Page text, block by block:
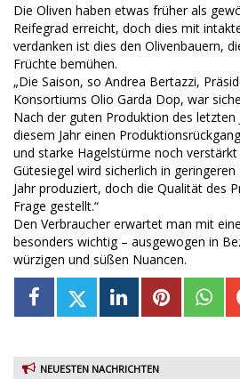
Die Oliven haben etwas früher als
Reifegrad erreicht, doch dies mit
verdanken ist dies den Olivenbauern,
Früchte bemühen.
„Die Saison, so Andrea Bertazzi,
Konsortiums Olio Garda Dop, war
Nach der guten Produktion des letzten
diesem Jahr einen
und starke Hagelstürme noch
Gütesiegel wird sicherlich in
Jahr produziert, doch die Qualität des
Frage gestellt.“
Den Verbraucher erwartet man mit
besonders wichtig – ausgewogen in
würzigen und süßen Nuancen.
NEUESTEN NACHRICHTEN